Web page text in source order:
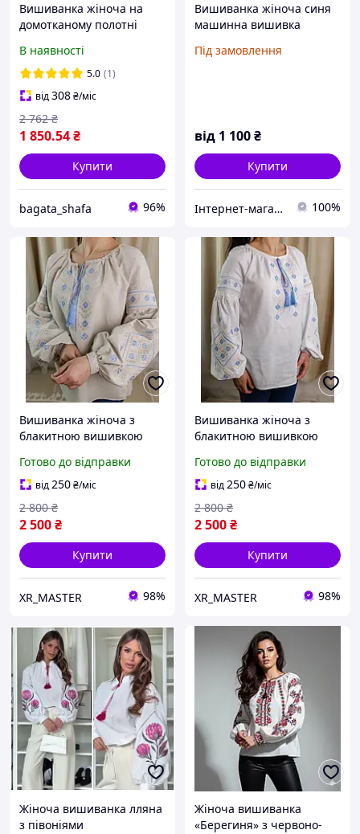
Вишиванка жіноча на
домотканому полотні
40-58 р-ри
В наявності
5.0 (1)
від308₴/міс
1 850.54₴
2 762 ₴
Купити
bagata_shafa 96%
Вишиванка жіноча синя
машинна вишивка
Під замовлення
від 1 100₴
Купити
Інтернет-магазин "Вишиваночка прикарпатська" 100%
Вишиванка жіноча з
блакитною вишивкою
Готово до відправки
від250₴/міс
2 500₴
2 800 ₴
Купити
XR_MASTER 98%
Вишиванка жіноча з
блакитною вишивкою
Готово до відправки
від250₴/міс
2 500₴
2 800 ₴
Купити
XR_MASTER 98%
Жіноча вишиванка лляна
з півоніями
Жіноча вишиванка
«Берегиня» з червоно-